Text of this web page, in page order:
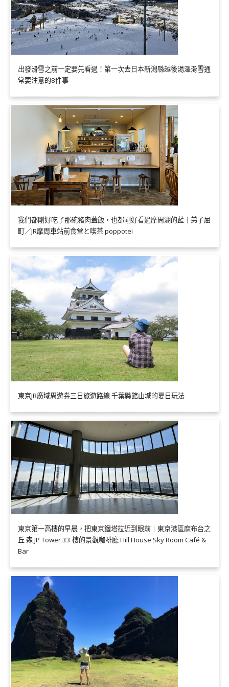
出發滑雪之前一定要先看過！第一次去日本新潟縣越後湯澤滑雪通
常要注意的8件事
我們都剛好吃了那碗豬肉蓋飯，也都剛好看過摩周湖的藍｜弟子屈
町／JR摩周車站前食堂と喫茶 poppotei
東京JR廣域周遊券三日旅遊路線 千葉縣館山城的夏日玩法
東京第一高樓的早晨，把東京鐵塔拉近到眼前｜東京港區麻布台之
丘 森 JP Tower 33 樓的景觀咖啡廳 Hill House Sky Room Café &
Bar